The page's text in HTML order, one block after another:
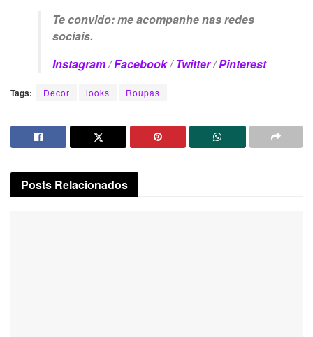
Te convido: me acompanhe nas redes
sociais.
Instagram/Facebook/Twitter/Pinterest
Tags: Decor looks Roupas
Posts Relacionados